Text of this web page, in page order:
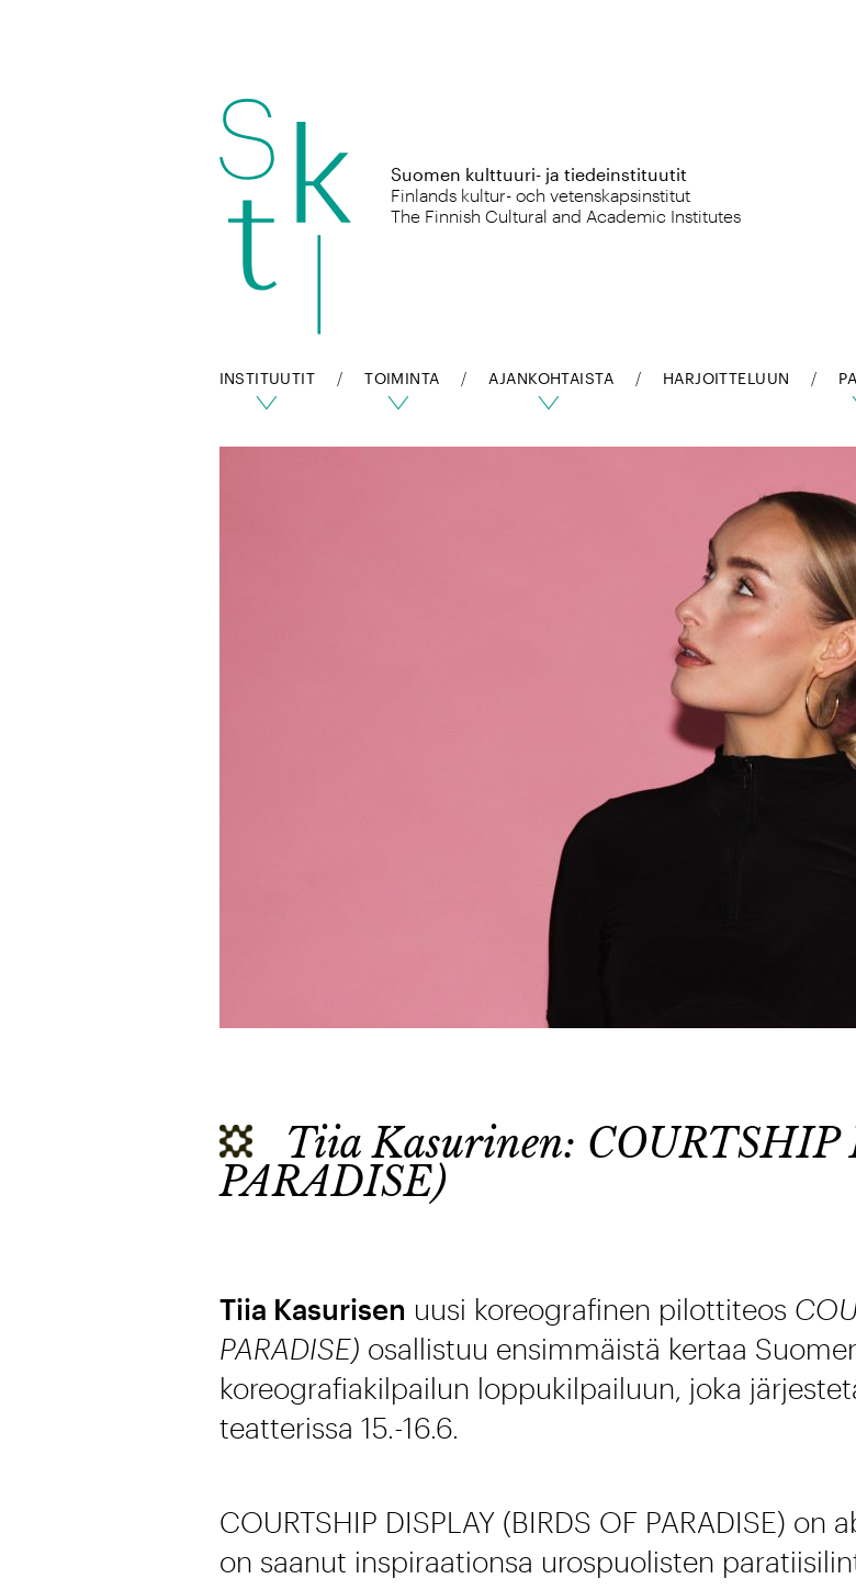
Hyppää
sisältöön
Suomen kulttuuri- ja tiedeinstituutit
Finlands kultur- och vetenskapsinstitut
The Finnish Cultural and Academic Institutes
INSTITUUTIT TOIMINTA AJANKOHTAISTA HARJOITTELUUN
Tiia Kasurinen: COURTSHIP
PARADISE)
Tiia Kasurisen uusi koreografinen pilottiteos
PARADISE) osallistuu ensimmäistä kertaa
koreografiakilpailun loppukilpailuun, joka
teatterissa 15.-16.6.
COURTSHIP DISPLAY (BIRDS OF PARADISE)
on saanut inspiraationsa urospuolisten